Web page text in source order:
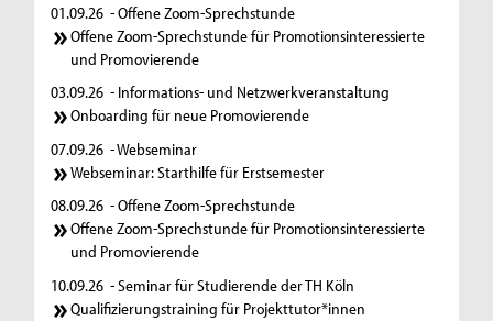
01.09.26 - Offene Zoom-Sprechstunde
Offene Zoom-Sprechstunde für Promotionsinteressierte
und Promovierende
03.09.26 - Informations- und Netzwerkveranstaltung
Onboarding für neue Promovierende
07.09.26 - Webseminar
Webseminar: Starthilfe für Erstsemester
08.09.26 - Offene Zoom-Sprechstunde
Offene Zoom-Sprechstunde für Promotionsinteressierte
und Promovierende
10.09.26 - Seminar für Studierende der TH Köln
Qualifizierungstraining für Projekttutor*innen